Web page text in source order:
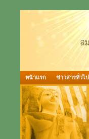
หน้าแรก ข่าวสารทั่วไป